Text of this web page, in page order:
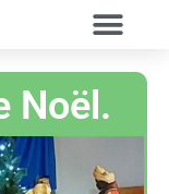
Noël.